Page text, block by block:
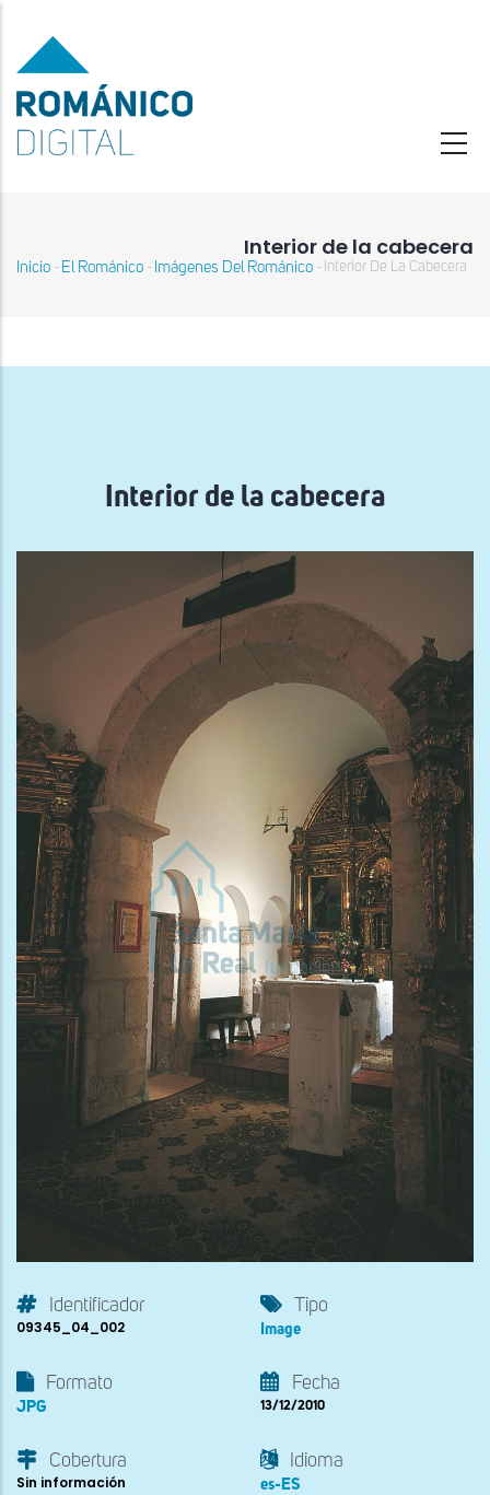
contenido
principal
Interior de la cabecera
Sobrescribir
navegación
Inicio - El Románico - Imágenes Del Románico - Interior De La Cabecera
Interior de la cabecera
Identificador
09345_04_002
Tipo
Image
Formato
JPG
Fecha
13/12/2010
Cobertura
Sin información
Idioma
es-ES